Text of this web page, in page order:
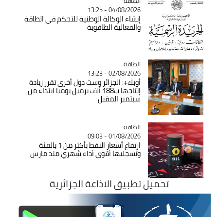
04/08/2026 - 13:25
إنشاء الوكالة الوطنية للتحكم في الطاقة
والفعالية الطاقوية
Catégorie
الطاقة
02/08/2026 - 13:23
أوبك+: الجزائر وست دول أخرى تقرر زيادة
إنتاجها ب188 ألف برميل يوميا ابتداء من
سبتمبر المقبل
Catégorie
الطاقة
01/08/2026 - 09:03
ارتفاع أسعار النفط بأكثر من 1 بالمئة
وتسجليها أقوى أداء شهري منذ مارس
تحميل تطبيق الاذاعة الجزائرية